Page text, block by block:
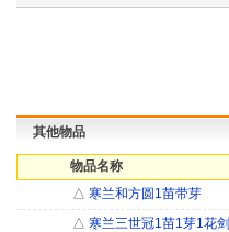
其他物品
物品名称
△ 寒兰和方圆1苗带芽
△ 寒兰三世冠1苗1芽1花剑